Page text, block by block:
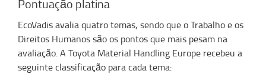
Pontuação platina
EcoVadis avalia quatro temas, sendo que o Trabalho e os
Direitos Humanos são os pontos que mais pesam na
avaliação. A Toyota Material Handling Europe recebeu a
seguinte classificação para cada tema: